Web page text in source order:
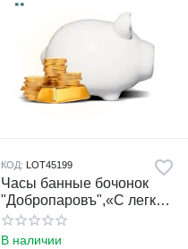
КОД: LOT45199
Часы банные бочонок
"Добропаровъ",«С легким
паром» - кварцевые,
круглые, бежевые
В наличии